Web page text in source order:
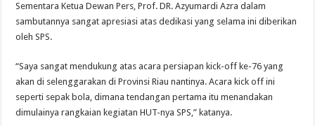
Sementara Ketua Dewan Pers, Prof. DR. Azyumardi Azra dalam
sambutannya sangat apresiasi atas dedikasi yang selama ini diberikan
oleh SPS.
“Saya sangat mendukung atas acara persiapan kick-off ke-76 yang
akan di selenggarakan di Provinsi Riau nantinya. Acara kick off ini
seperti sepak bola, dimana tendangan pertama itu menandakan
dimulainya rangkaian kegiatan HUT-nya SPS,” katanya.